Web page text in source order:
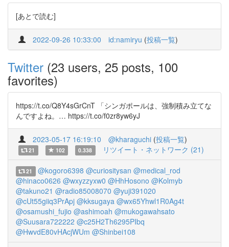
[あとで読む]
2022-09-26 10:33:00 id:namiryu (投稿一覧)
Twitter (23 users, 25 posts, 100
favorites)
https://t.co/Q8Y4sGrCnT 「シンガポールは、強制積み立てな
んですよね。… https://t.co/f0zr8yw6yJ
2023-05-17 16:19:10 @kharaguchi (投稿一覧)
21 102 0.338 リツイート・ネットワーク (21)
21 @kogoro6398 @curiositysan @medical_rod
@hinaco0626 @wxyzzyxw0 @HhHosono @Kolmyb
@takuno21 @radio85008070 @yuji391020
@cUt55giiq3PrApj @kksugaya @wx65Yhwl1R0Ag4t
@osamushi_fujio @ashimoah @mukogawahsato
@Suusara722222 @c25H2Th6295PIbq
@HwvdE80vHAcjWUm @Shinbei108